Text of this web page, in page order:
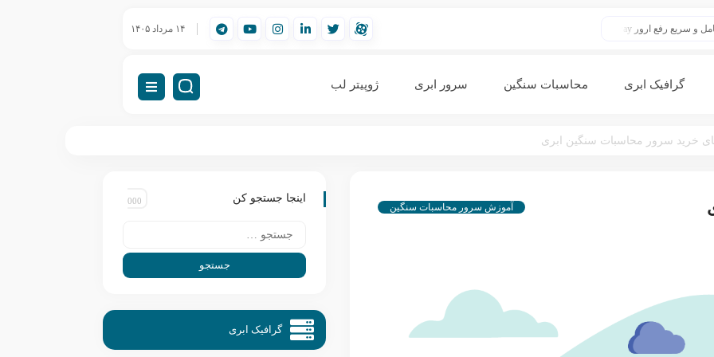
راه‌اندازی VDI (دسکتاپ مجازی) VDI چیست؟ راهنمای کامل زیرساخت دسکتاپ مجازی ۱۴ مرداد ۱۴۰۵
گرافیک ابری محاسبات سنگین سرور ابری ژوپیتر لب
خرید سرور محاسبات سنگین ابری
آموزش سرور محاسبات سنگین
اینجا جستجو کن
گرافیک ابری